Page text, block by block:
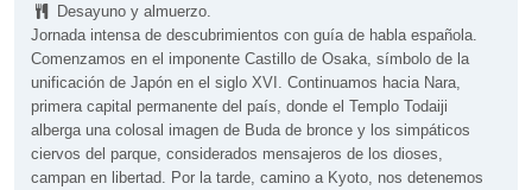
Desayuno y almuerzo.
Jornada intensa de descubrimientos con guía de habla española.
Comenzamos en el imponente Castillo de Osaka, símbolo de la
unificación de Japón en el siglo XVI. Continuamos hacia Nara,
primera capital permanente del país, donde el Templo Todaiji
alberga una colosal imagen de Buda de bronce y los simpáticos
ciervos del parque, considerados mensajeros de los dioses,
campan en libertad. Por la tarde, camino a Kyoto, nos detenemos